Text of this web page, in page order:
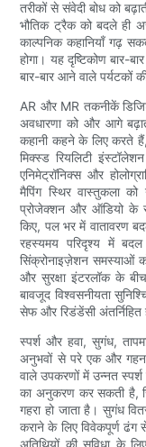
तरीकों से संवेदी बोध को
भौतिक ट्रैक को बदले ही
काल्पनिक कहानियाँ गढ़
होगा। यह दृष्टिकोण बार-
बार-बार आने वाले पर्यटकों
AR और MR तकनीकें
अवधारणा को और आगे
कहानी कहने के लिए करते
मिक्स्ड रियलिटी
एनिमेट्रॉनिक्स और
मैपिंग स्थिर वास्तुकला
प्रोजेक्शन और ऑडियो के
किए, पल भर में वातावरण
रहस्यमय परिदृश्य में
सिंक्रोनाइज़ेशन समस्याओं
और सुरक्षा इंटरलॉक के
बावजूद विश्वसनीयता
सेफ और रिडंडेंसी अंतर्निहित
स्पर्श और हवा, सुगंध,
अनुभवों से परे एक और
वाले उपकरणों में उन्नत
का अनुकरण कर सकती है,
गहरा हो जाता है। सुगंध
कराने के लिए विवेकपूर्ण